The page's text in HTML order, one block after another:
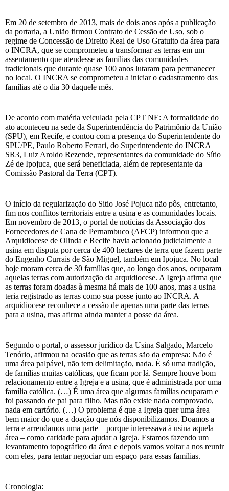
Em 20 de setembro de 2013, mais de dois anos após a publicação
da portaria, a União firmou Contrato de Cessão de Uso, sob o
regime de Concessão de Direito Real de Uso Gratuito da área para
o INCRA, que se comprometeu a transformar as terras em um
assentamento que atendesse as famílias das comunidades
tradicionais que durante quase 100 anos lutaram para permanecer
no local. O INCRA se comprometeu a iniciar o cadastramento das
famílias até o dia 30 daquele mês.
De acordo com matéria veiculada pela CPT NE: A formalidade do
ato aconteceu na sede da Superintendência do Patrimônio da União
(SPU), em Recife, e contou com a presença do Superintendente do
SPU/PE, Paulo Roberto Ferrari, do Superintendente do INCRA
SR3, Luiz Aroldo Rezende, representantes da comunidade do Sítio
Zé de Ipojuca, que será beneficiada, além de representante da
Comissão Pastoral da Terra (CPT).
O início da regularização do Sitio José Pojuca não pôs, entretanto,
fim nos conflitos territoriais entre a usina e as comunidades locais.
Em novembro de 2013, o portal de notícias da Associação dos
Fornecedores de Cana de Pernambuco (AFCP) informou que a
Arquidiocese de Olinda e Recife havia acionado judicialmente a
usina em disputa por cerca de 400 hectares de terra que fazem parte
do Engenho Currais de São Miguel, também em Ipojuca. No local
hoje moram cerca de 30 famílias que, ao longo dos anos, ocuparam
aquelas terras com autorização da arquidiocese. A Igreja afirma que
as terras foram doadas à mesma há mais de 100 anos, mas a usina
teria registrado as terras como sua posse junto ao INCRA. A
arquidiocese reconhece a cessão de apenas uma parte das terras
para a usina, mas afirma ainda manter a posse da área.
Segundo o portal, o assessor jurídico da Usina Salgado, Marcelo
Tenório, afirmou na ocasião que as terras são da empresa: Não é
uma área palpável, não tem delimitação, nada. É só uma tradição,
de famílias muitas católicas, que ficam por lá. Sempre houve bom
relacionamento entre a Igreja e a usina, que é administrada por uma
família católica. (…) É uma área que algumas famílias ocuparam e
foi passando de pai para filho. Mas não existe nada comprovado,
nada em cartório. (…) O problema é que a Igreja quer uma área
bem maior do que a doação que nós disponibilizamos. Doamos a
terra e arrendamos uma parte – porque interessava à usina aquela
área – como caridade para ajudar a Igreja. Estamos fazendo um
levantamento topográfico da área e depois vamos voltar a nos reunir
com eles, para tentar negociar um espaço para essas famílias.
Cronologia: